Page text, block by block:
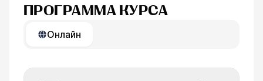
ПРОГРАММА КУРСА
Онлайн